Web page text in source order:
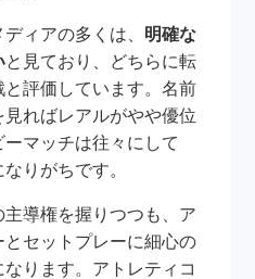
ィアの多くは、 明確な
と見ており、どちらに転
評価しています。名前
ればレアルがやや優位
マッチは往々にして
りがちです。
導権を握りつつも、ア
とセットプレーに細心の
ります。アトレティコ